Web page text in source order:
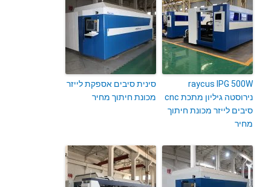
raycus IPG 500W
נירוסטה גיליון מתכת cnc
סיבים לייזר מכונת חיתוך
מחיר
סינית סיבים אספקת לייזר
מכונת חיתוך מחיר